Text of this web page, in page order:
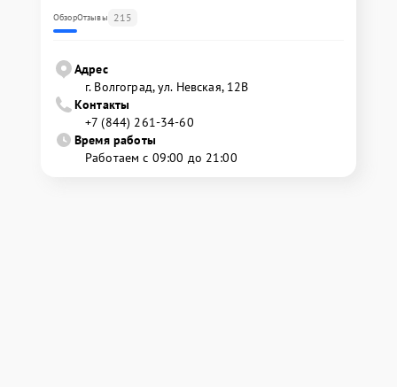
ОбзорОтзывы 215
Адрес
г. Волгоград, ул. Невская, 12В
Контакты
+7 (844) 261-34-60
Время работы
Работаем с 09:00 до 21:00